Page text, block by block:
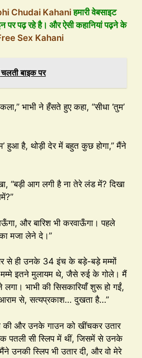
Chudai Kahaniहमारी वेबसाइट
पर पढ़ रहे है। और ऐसी कहानियां पढ़ने के
Sex Kahani
बाइक पर
भाभी ने हँसते हुए कहा, “सीधा ‘तुम’
हुआ है, थोड़ी देर में बहुत कुछ होगा,” मैंने
“बड़ी आग लगी है ना तेरे लंड में? दिखा
और बारिश भी करवाऊँगा। पहले
मजा लेने दे।”
से ही उनके 34 इंच के बड़े-बड़े मम्मों
इतने मुलायम थे, जैसे रुई के गोले। मैं
भाभी की सिसकारियाँ शुरू हो गईं,
से, सत्यप्रकाश… दुखता है…”
की और उनके गाउन को खींचकर उतार
पतली सी स्लिप में थीं, जिसमें से उनके
उनकी स्लिप भी उतार दी, और वो मेरे